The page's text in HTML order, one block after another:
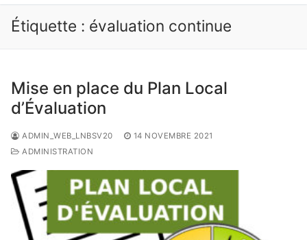
Étiquette : évaluation continue
Mise en place du Plan Local
d’Évaluation
ADMIN_WEB_LNBSV20
14 NOVEMBRE 2021
ADMINISTRATION